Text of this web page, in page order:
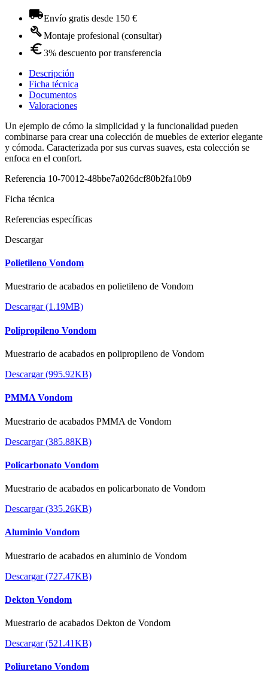
Envío gratis desde 150 €
Montaje profesional (consultar)
3% descuento por transferencia
Descripción
Ficha técnica
Documentos
Valoraciones
Un ejemplo de cómo la simplicidad y la funcionalidad pueden
combinarse para crear una colección de muebles de exterior elegante
y cómoda. Caracterizada por sus curvas suaves, esta colección se
enfoca en el confort.
Referencia 10-70012-48bbe7a026dcf80b2fa10b9
Ficha técnica
Referencias específicas
Descargar
Polietileno Vondom
Muestrario de acabados en polietileno de Vondom
Descargar (1.19MB)
Polipropileno Vondom
Muestrario de acabados en polipropileno de Vondom
Descargar (995.92KB)
PMMA Vondom
Muestrario de acabados PMMA de Vondom
Descargar (385.88KB)
Policarbonato Vondom
Muestrario de acabados en policarbonato de Vondom
Descargar (335.26KB)
Aluminio Vondom
Muestrario de acabados en aluminio de Vondom
Descargar (727.47KB)
Dekton Vondom
Muestrario de acabados Dekton de Vondom
Descargar (521.41KB)
Poliuretano Vondom